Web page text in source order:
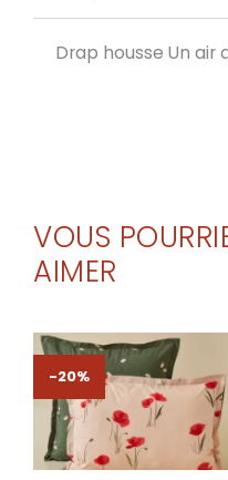
Drap housse Un air
VOUS
AIMER
-20%